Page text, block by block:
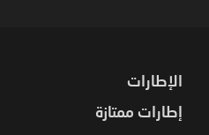
الإطارات
إطارات ممتازة